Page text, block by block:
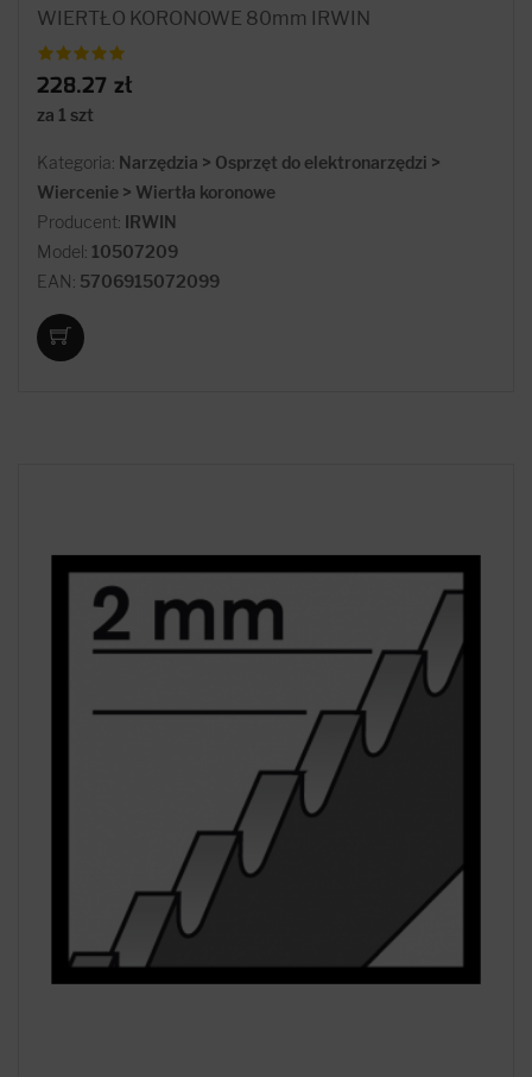
WIERTŁO KORONOWE 80mm IRWIN
228.27 zł
za 1 szt
Kategoria: Narzędzia > Osprzęt do elektronarzędzi >
Wiercenie > Wiertła koronowe
Producent: IRWIN
Model: 10507209
EAN: 5706915072099